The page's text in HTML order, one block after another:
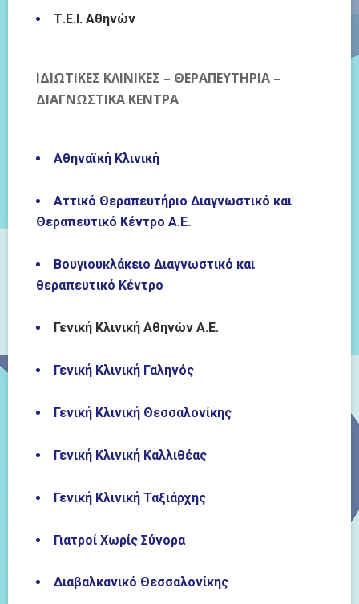
Τ.Ε.Ι. Αθηνών
ΙΔΙΩΤΙΚΕΣ ΚΛΙΝΙΚΕΣ – ΘΕΡΑΠΕΥΤΗΡΙΑ –
ΔΙΑΓΝΩΣΤΙΚΑ ΚΕΝΤΡΑ
Αθηναϊκή Κλινική
Αττικό Θεραπευτήριο Διαγνωστικό και
Θεραπευτικό Κέντρο Α.Ε.
Βουγιουκλάκειο Διαγνωστικό και
θεραπευτικό Κέντρο
Γενική Κλινική Αθηνών Α.Ε.
Γενική Κλινική Γαληνός
Γενική Κλινική Θεσσαλονίκης
Γενική Κλινική Καλλιθέας
Γενική Κλινική Ταξιάρχης
Γιατροί Χωρίς Σύνορα
Διαβαλκανικό Θεσσαλονίκης